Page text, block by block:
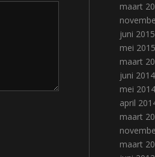
maart
juni 2015
mei 2015
maart
juni 2014
mei 2014
april
maart
maart